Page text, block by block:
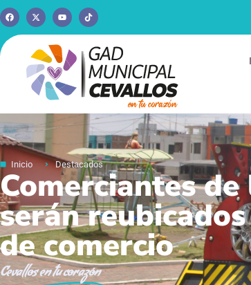
Inicio Destacados
Comerciantes
serán
de comercio
Cevallosen tu corazón